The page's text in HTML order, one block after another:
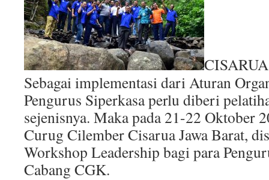
Sebagai implementasi dari Aturan
Pengurus Siperkasa perlu diberi
sejenisnya. Maka pada 21-22 Oktober
Curug Cilember Cisarua Jawa Barat,
Workshop Leadership bagi para
Cabang CGK.